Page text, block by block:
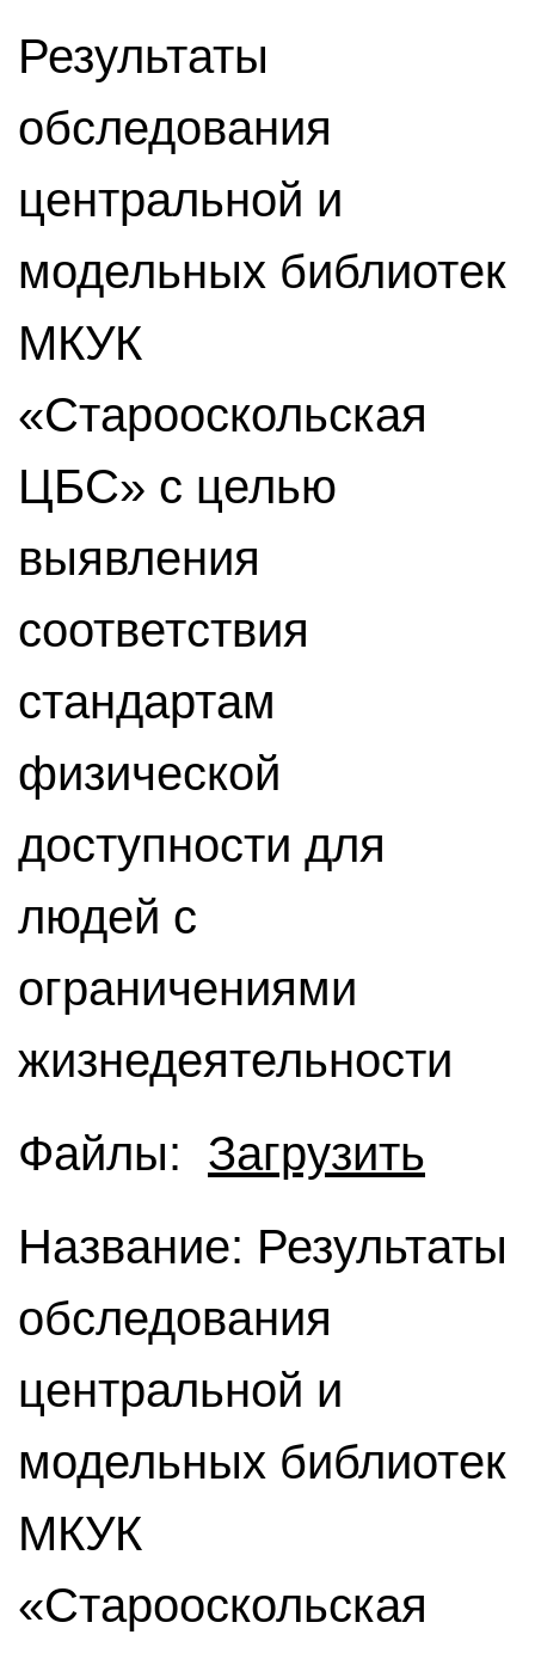
Результаты
обследования
центральной и
модельных библиотек
МКУК
«Старооскольская
ЦБС» с целью
выявления
соответствия
стандартам
физической
доступности для
людей с
ограничениями
жизнедеятельности
Файлы: Загрузить
Название: Результаты
обследования
центральной и
модельных библиотек
МКУК
«Старооскольская